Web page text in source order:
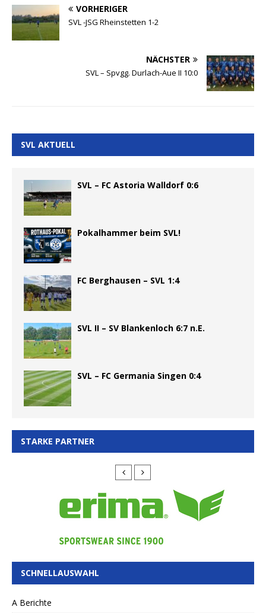
VORHERIGER
SVL -JSG Rheinstetten 1-2
NÄCHSTER
SVL – Spvgg. Durlach-Aue II 10:0
SVL AKTUELL
SVL – FC Astoria Walldorf 0:6
Pokalhammer beim SVL!
FC Berghausen – SVL 1:4
SVL II – SV Blankenloch 6:7 n.E.
SVL – FC Germania Singen 0:4
STARKE PARTNER
SCHNELLAUSWAHL
A Berichte